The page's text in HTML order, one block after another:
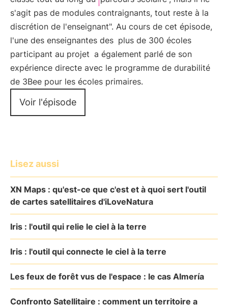
s'agit pas de modules contraignants, tout reste à la
discrétion de l'enseignant". Au cours de cet épisode,
l'une des enseignantes des plus de 300 écoles
participant au projet a également parlé de son
expérience directe avec le programme de durabilité
de 3Bee pour les écoles primaires.
Voir l'épisode
Lisez aussi
XN Maps : qu'est-ce que c'est et à quoi sert l'outil
de cartes satellitaires d'iLoveNatura
Iris : l'outil qui relie le ciel à la terre
Iris : l'outil qui connecte le ciel à la terre
Les feux de forêt vus de l'espace : le cas Almería
Confronto Satellitaire : comment un territoire a